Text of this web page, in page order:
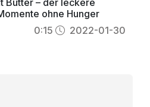
Butter – der leckere
ohne Hunger
0:15 2022-01-30